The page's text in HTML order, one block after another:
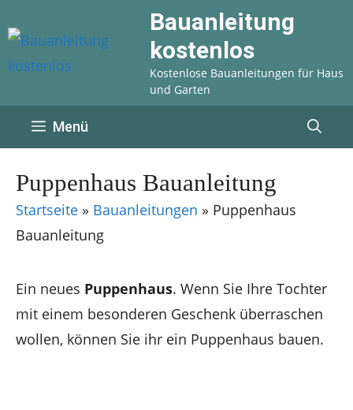
Inhalt
springen
Bauanleitung
kostenlos
Kostenlose Bauanleitungen für Haus
und Garten
Menü
Puppenhaus Bauanleitung
Startseite » Bauanleitungen » Puppenhaus
Bauanleitung
Ein neues Puppenhaus. Wenn Sie Ihre Tochter
mit einem besonderen Geschenk überraschen
wollen, können Sie ihr ein Puppenhaus bauen.